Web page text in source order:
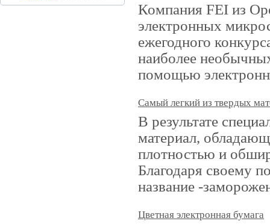
Компания FEI из
электронных
ежегодного
наиболее
помощью
Самый легкий из твердых
В результате
материал,
плотностью и
Благодаря своему
название -
Цветная электронная бумага